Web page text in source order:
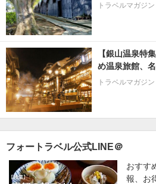
トラベルマガジン
【銀山温泉特
め温泉旅館、
トラベルマガジン
フォートラベル公式LINE＠
おすす
報、お